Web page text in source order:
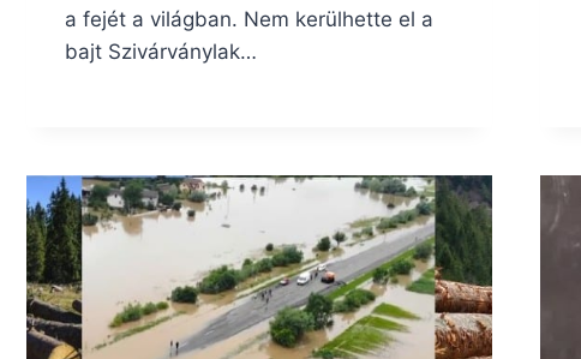
a fejét a világban. Nem kerülhette el a
bajt Szivárványlak…